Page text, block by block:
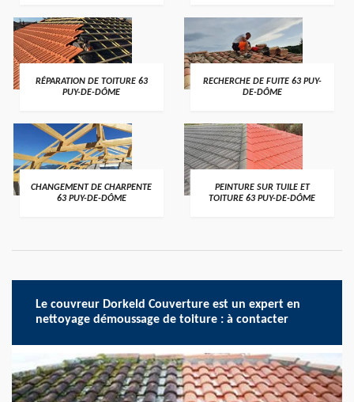
RÉPARATION DE TOITURE 63
PUY-DE-DÔME
RECHERCHE DE FUITE 63 PUY-
DE-DÔME
CHANGEMENT DE CHARPENTE
63 PUY-DE-DÔME
PEINTURE SUR TUILE ET
TOITURE 63 PUY-DE-DÔME
Le couvreur Dorkeld Couverture est un expert en
nettoyage démoussage de toiture : à contacter